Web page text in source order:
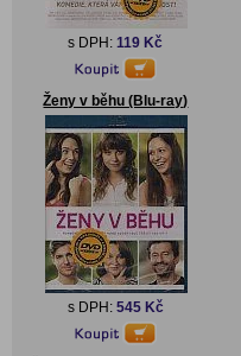
s DPH:119 Kč
Ženy v běhu (Blu-ray)
s DPH: 545 Kč